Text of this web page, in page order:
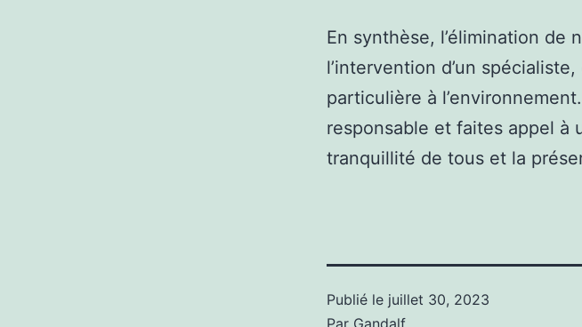
En synthèse, l’élimination de
l’intervention d’un
particulière à
responsable et faites appel à
tranquillité de tous et la
Publié le juillet 30, 2023
Par Gandalf